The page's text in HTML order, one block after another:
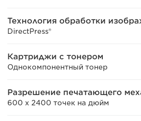
Технология обработки
DirectPress®
Картриджи с тонером
Однокомпонентный тонер
Разрешение печатающего
600 x 2400 точек на дюйм